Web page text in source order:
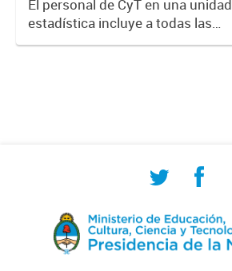
El personal de CyT en una unidad
estadística incluye a todas las
personas involucradas